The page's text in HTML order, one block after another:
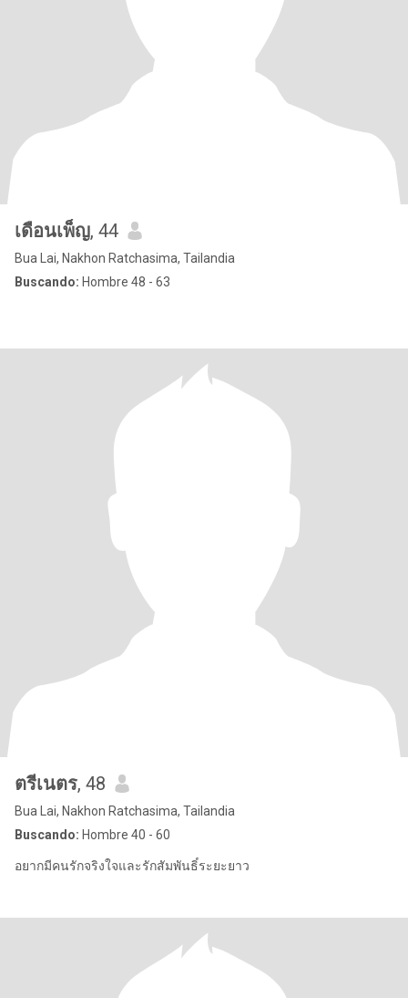
เดือนเพ็ญ, 44
Bua Lai, Nakhon Ratchasima, Tailandia
Buscando: Hombre 48 - 63
ตรีเนตร, 48
Bua Lai, Nakhon Ratchasima, Tailandia
Buscando: Hombre 40 - 60
อยากมีคนรักจริงใจและรักสัมพันธิ์ระยะยาว